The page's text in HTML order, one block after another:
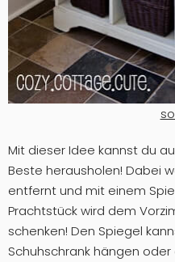
Mit dieser Idee kannst du
Beste herausholen! Dabei
entfernt und mit einem
Prachtstück wird dem
schenken! Den Spiegel
Schuhschrank hängen